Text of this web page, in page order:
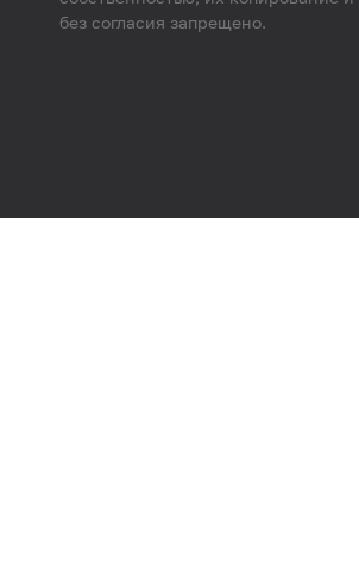
без согласия запрещено.